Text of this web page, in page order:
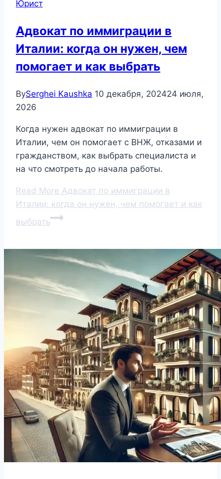
Юрист
Адвокат по иммиграции в
Италии: когда он нужен, чем
помогает и как выбрать
BySerghei Kaushka 10 декабря, 202424 июля,
2026
Когда нужен адвокат по иммиграции в
Италии, чем он помогает с ВНЖ, отказами и
гражданством, как выбрать специалиста и
на что смотреть до начала работы.
Read More Адвокат по иммиграции в
Италии: когда он нужен, чем помогает и как
выбрать